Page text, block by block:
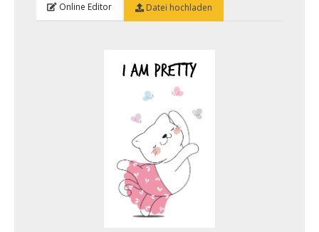
Online Editor Datei hochladen